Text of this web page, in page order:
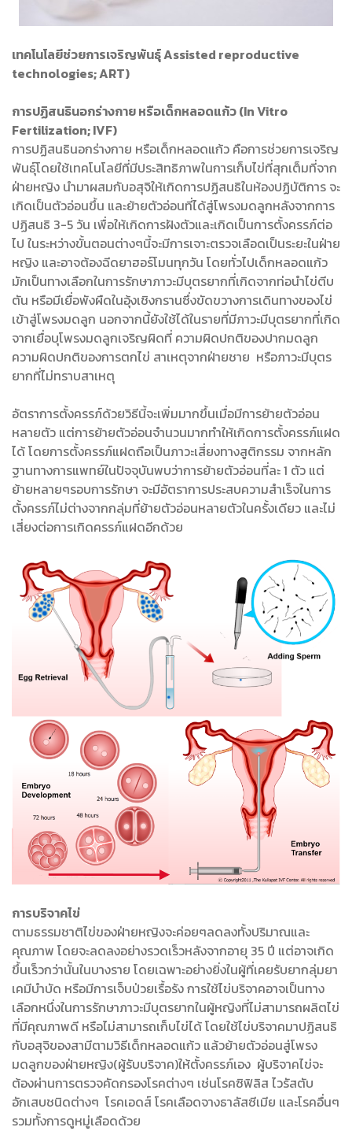
เทคโนโลยีช่วยการเจริญพันธุ์ Assisted reproductive
technologies; ART)
การปฏิสนธินอกร่างกาย หรือเด็กหลอดแก้ว (In Vitro
Fertilization; IVF)
การปฏิสนธินอกร่างกาย หรือเด็กหลอดแก้ว คือการช่วยการเจริญ
พันธุ์โดยใช้เทคโนโลยีที่มีประสิทธิภาพในการเก็บไข่ที่สุกเต็มที่จาก
ฝ่ายหญิง นำมาผสมกับอสุจิให้เกิดการปฏิสนธิในห้องปฏิบัติการ จะ
เกิดเป็นตัวอ่อนขึ้น และย้ายตัวอ่อนที่ได้สู่โพรงมดลูกหลังจากการ
ปฏิสนธิ 3-5 วัน เพื่อให้เกิดการฝังตัวและเกิดเป็นการตั้งครรภ์ต่อ
ไป ในระหว่างขั้นตอนต่างๆนี้จะมีการเจาะตรวจเลือดเป็นระยะในฝ่าย
หญิง และอาจต้องฉีดยาฮอร์โมนทุกวัน โดยทั่วไปเด็กหลอดแก้ว
มักเป็นทางเลือกในการรักษาภาวะมีบุตรยากที่เกิดจากท่อนำไข่ตีบ
ตัน หรือมีเยื่อพังผืดในอุ้งเชิงกรานซึ่งขัดขวางการเดินทางของไข่
เข้าสู่โพรงมดลูก นอกจากนี้ยังใช้ได้ในรายที่มีภาวะมีบุตรยากที่เกิด
จากเยื่อบุโพรงมดลูกเจริญผิดที่ ความผิดปกติของปากมดลูก
ความผิดปกติของการตกไข่ สาเหตุจากฝ่ายชาย หรือภาวะมีบุตร
ยากที่ไม่ทราบสาเหตุ
อัตราการตั้งครรภ์ด้วยวิธีนี้จะเพิ่มมากขึ้นเมื่อมีการย้ายตัวอ่อน
หลายตัว แต่การย้ายตัวอ่อนจำนวนมากทำให้เกิดการตั้งครรภ์แฝด
ได้ โดยการตั้งครรภ์แฝดถือเป็นภาวะเสี่ยงทางสูติกรรม จากหลัก
ฐานทางการแพทย์ในปัจจุบันพบว่าการย้ายตัวอ่อนที่ละ 1 ตัว แต่
ย้ายหลายๆรอบการรักษา จะมีอัตราการประสบความสำเร็จในการ
ตั้งครรภ์ไม่ต่างจากกลุ่มที่ย้ายตัวอ่อนหลายตัวในครั้งเดียว และไม่
เสี่ยงต่อการเกิดครรภ์แฝดอีกด้วย
การบริจาคไข่
ตามธรรมชาติไข่ของฝ่ายหญิงจะค่อยๆลดลงทั้งปริมาณและ
คุณภาพ โดยจะลดลงอย่างรวดเร็วหลังจากอายุ 35 ปี แต่อาจเกิด
ขึ้นเร็วกว่านั้นในบางราย โดยเฉพาะอย่างยิ่งในผู้ที่เคยรับยากลุ่มยา
เคมีบำบัด หรือมีการเจ็บป่วยเรื้อรัง การใช้ไข่บริจาคอาจเป็นทาง
เลือกหนึ่งในการรักษาภาวะมีบุตรยากในผู้หญิงที่ไม่สามารถผลิตไข่
ที่มีคุณภาพดี หรือไม่สามารถเก็บไข่ได้ โดยใช้ไข่บริจาคมาปฏิสนธิ
กับอสุจิของสามีตามวิธีเด็กหลอดแก้ว แล้วย้ายตัวอ่อนสู่โพรง
มดลูกของฝ่ายหญิง(ผู้รับบริจาค)ให้ตั้งครรภ์เอง ผู้บริจาคไข่จะ
ต้องผ่านการตรวจคัดกรองโรคต่างๆ เช่นโรคซิฟิลิส ไวรัสตับ
อักเสบชนิดต่างๆ โรคเอดส์ โรคเลือดจางธาลัสซีเมีย และโรคอื่นๆ
รวมทั้งการดูหมู่เลือดด้วย